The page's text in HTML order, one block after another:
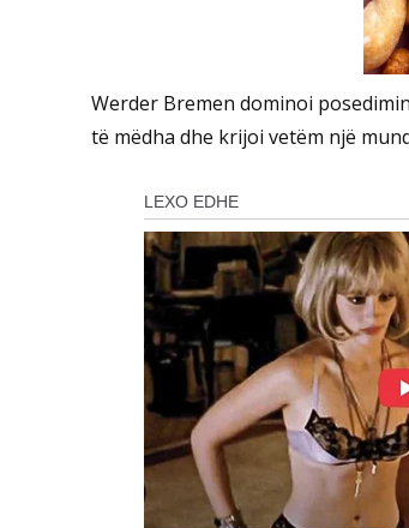
Werder Bremen dominoi
të mëdha dhe krijoi vetëm një